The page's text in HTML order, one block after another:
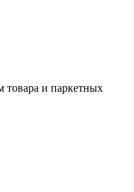
товара и паркетных